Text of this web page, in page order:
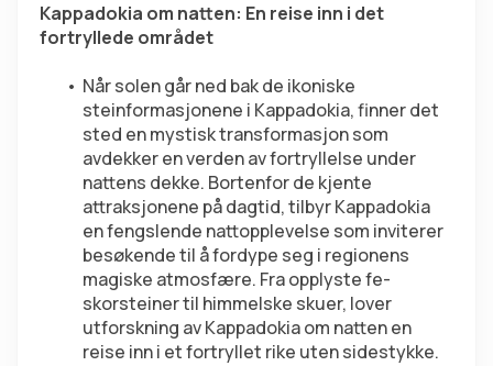
Kappadokia om natten: En reise inn i det
fortryllede området
Når solen går ned bak de ikoniske
steinformasjonene i Kappadokia, finner det
sted en mystisk transformasjon som
avdekker en verden av fortryllelse under
nattens dekke. Bortenfor de kjente
attraksjonene på dagtid, tilbyr Kappadokia
en fengslende nattopplevelse som inviterer
besøkende til å fordype seg i regionens
magiske atmosfære. Fra opplyste fe-
skorsteiner til himmelske skuer, lover
utforskning av Kappadokia om natten en
reise inn i et fortryllet rike uten sidestykke.